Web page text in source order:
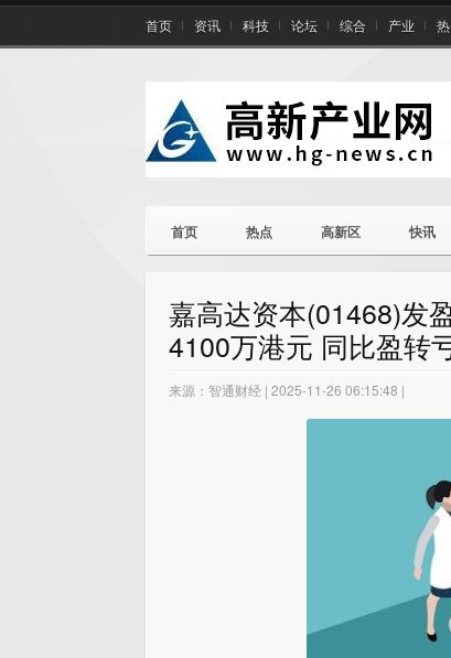
首页 资讯 科技 论坛 综合 产业
首页 热点 高新区 快讯
嘉高达资本(01468)发
4100万港元 同比盈转
来源：智通财经 | 2025-11-26 06:15:48 |